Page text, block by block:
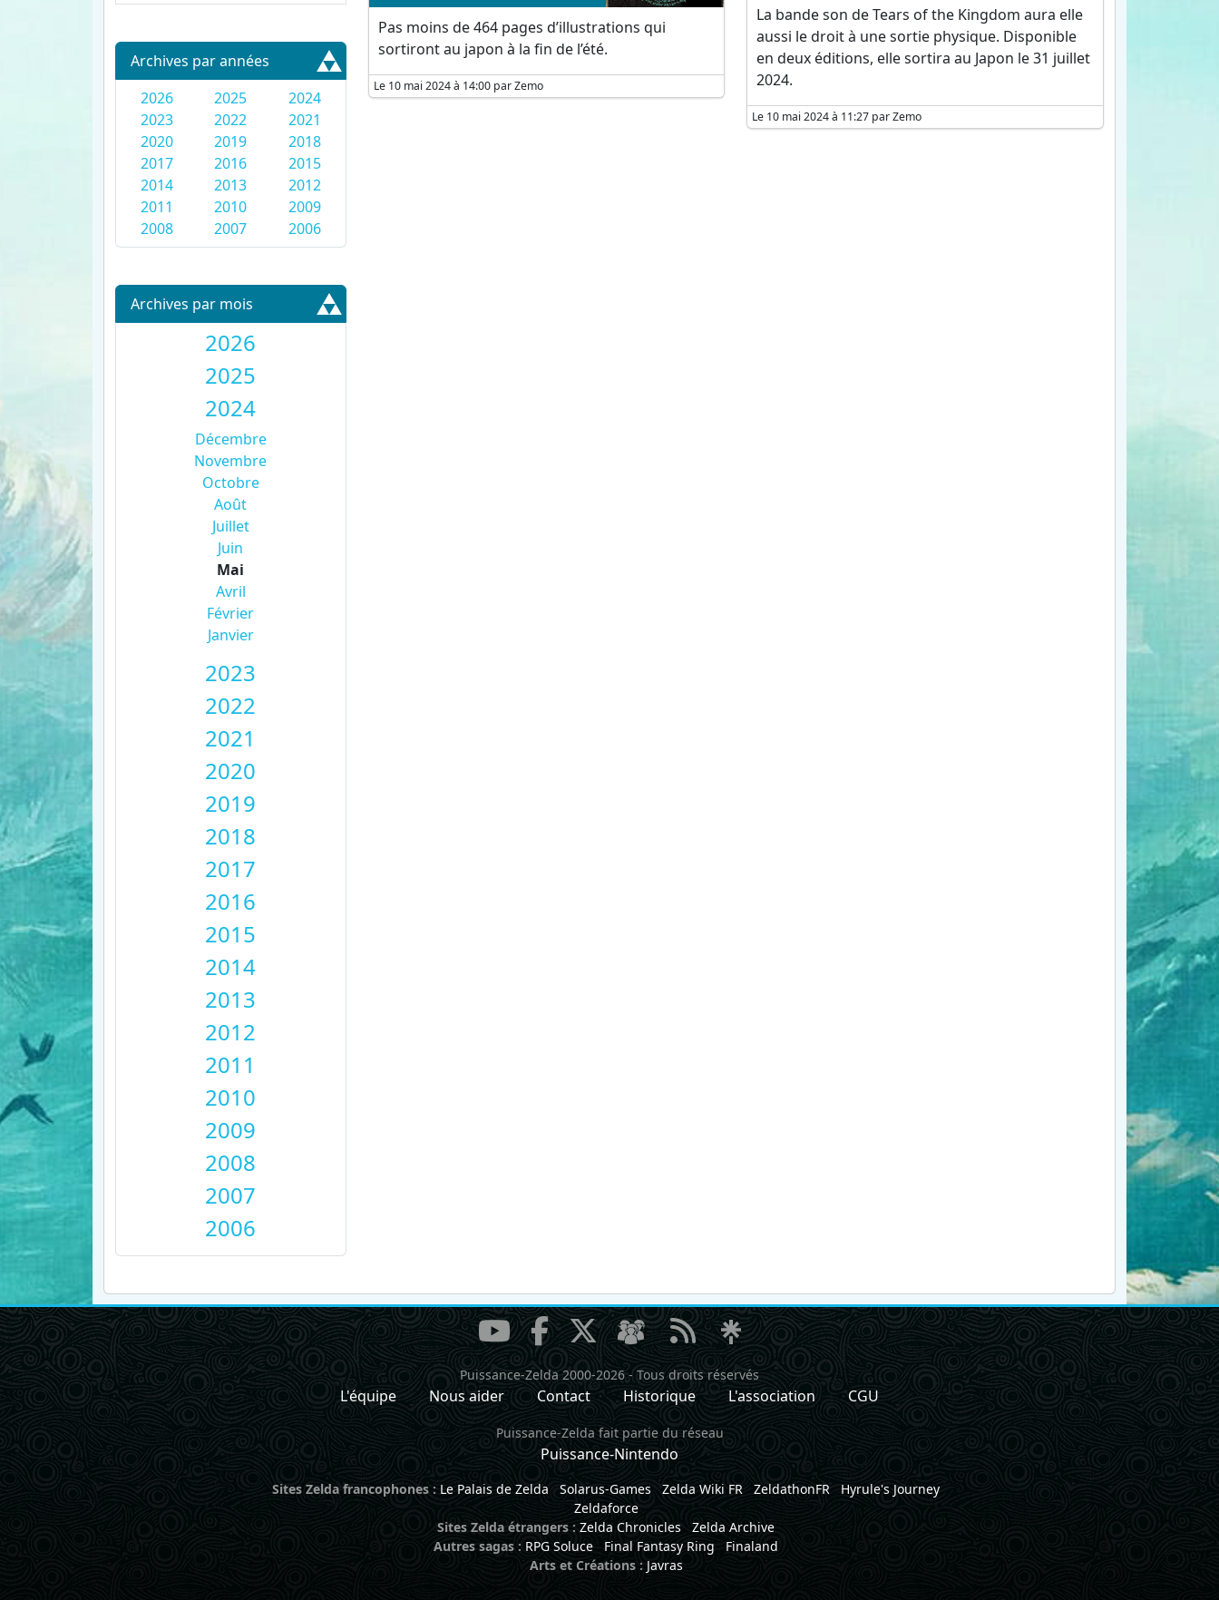
Archives par années
2026
2025
2024
2023
2022
2021
2020
2019
2018
2017
2016
2015
2014
2013
2012
2011
2010
2009
2008
2007 2006
Archives par mois
2026
2025
2024
Décembre
Novembre
Octobre
Août
Juillet
Juin
Mai
Avril
Février
Janvier
2023
2022
2021
2020
2019
2018
2017
2016
2015
2014
2013
2012
2011
2010
2009
2008
2007
2006
Pas moins de 464 pages d’illustrations qui
sortiront au japon à la fin de l’été.
Le 10 mai 2024 à 14:00 par Zemo
La bande son de Tears of the Kingdom aura elle
aussi le droit à une sortie physique. Disponible
en deux éditions, elle sortira au Japon le 31 juillet
2024.
Le 10 mai 2024 à 11:27 par Zemo
Puissance-Zelda 2000-2026- Tous droits réservés
L'équipe Nous aider Contact Historique L'association CGU
Puissance-Zelda fait partie du réseau
Puissance-Nintendo
Sites Zelda francophones : Le Palais de Zelda Solarus-Games Zelda Wiki FR ZeldathonFR
Hyrule's Journey
Zeldaforce
Sites Zelda étrangers : Zelda Chronicles
Zelda Archive
Autres sagas : RPG Soluce Final Fantasy Ring
Finaland
Arts et Créations : Javras